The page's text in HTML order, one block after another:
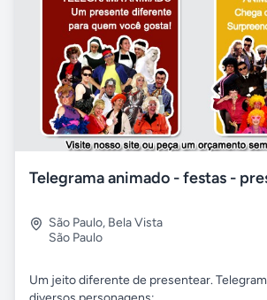
São Paulo, Bela Vista
São Paulo
Um jeito diferente de presentear.